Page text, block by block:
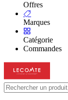
Offres
Marques
Catégorie
Commandes